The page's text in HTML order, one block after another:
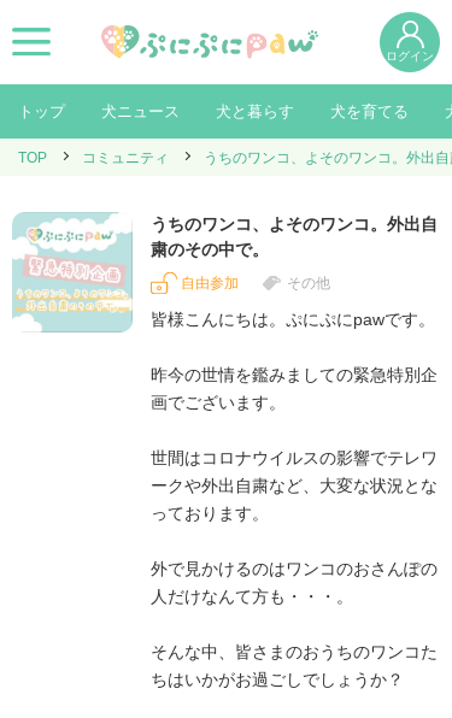
ログイン
トップ 犬ニュース 犬と暮らす 犬を育てる
TOP コミュニティ うちのワンコ、よそのワンコ。外出
うちのワンコ、よそのワンコ。外出自
粛のその中で。
自由参加 その他
皆様こんにちは。ぷにぷにpawです。
昨今の世情を鑑みましての緊急特別企
画でございます。
世間はコロナウイルスの影響でテレワ
ークや外出自粛など、大変な状況とな
っております。
外で見かけるのはワンコのおさんぽの
人だけなんて方も・・・。
そんな中、皆さまのおうちのワンコた
ちはいかがお過ごしでしょうか？